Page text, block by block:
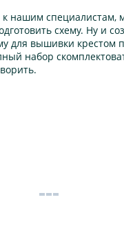
к нашим
схему. Ну и
для вышивки крестом
набор